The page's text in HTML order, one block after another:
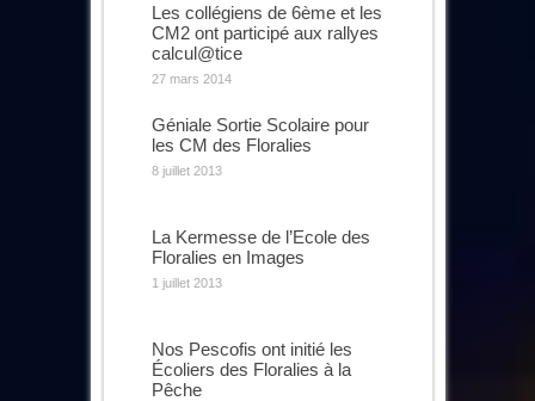
Les collégiens de 6ème et les
CM2 ont participé aux rallyes
calcul@tice
27 mars 2014
Géniale Sortie Scolaire pour
les CM des Floralies
8 juillet 2013
La Kermesse de l’Ecole des
Floralies en Images
1 juillet 2013
Nos Pescofis ont initié les
Écoliers des Floralies à la
Pêche